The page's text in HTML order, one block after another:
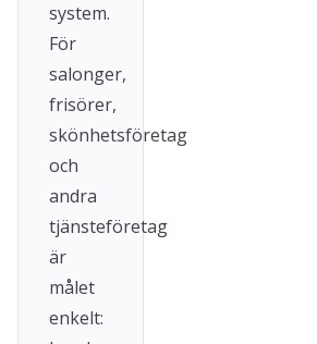
system.
För
salonger,
frisörer,
skönhetsföretag
och
andra
tjänsteföretag
är
målet
enkelt: